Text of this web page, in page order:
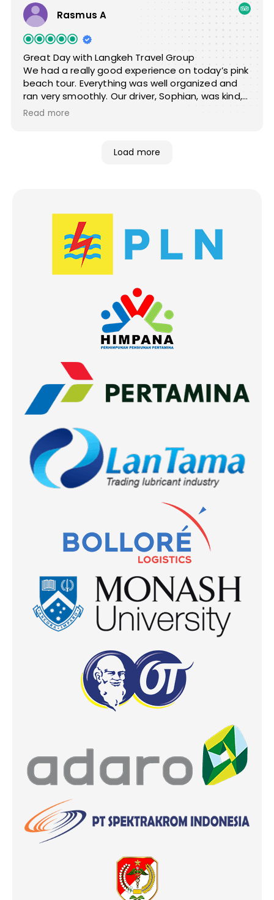
Rasmus A
Great Day with Langkeh Travel Group
We had a really good experience on today’s pink
beach tour. Everything was well organized and
ran very smoothly. Our driver, Sophian, was kind,
helpful, and made the day easy and
to visit some quiet, hidden spots that made the
Read more
Load more